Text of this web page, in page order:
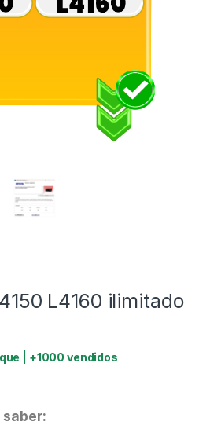
L4160 ilimitado
| +1000 vendidos
saber: